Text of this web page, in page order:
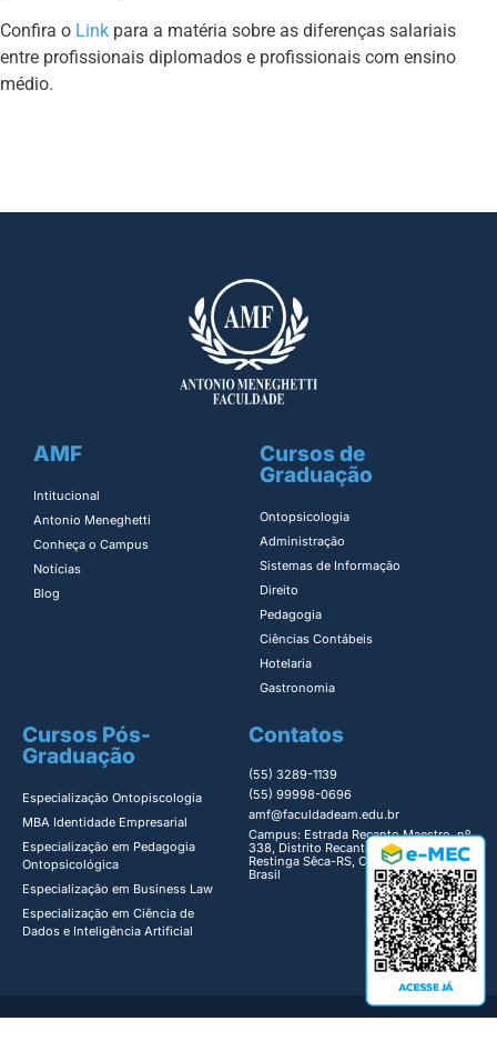
Confira o Link para a matéria sobre as diferenças salariais
entre profissionais diplomados e profissionais com ensino
médio.
AMF
Intitucional
Antonio Meneghetti
Conheça o Campus
Notícias
Blog
Cursos de
Graduação
Ontopsicologia ​
Administração​
Sistemas de Informação​
Direito​
Pedagogia
Ciências Contábeis
Hotelaria
Gastronomia
Cursos Pós-
Graduação
Especialização Ontopiscologia ​
MBA Identidade Empresarial​
Especialização em Pedagogia
Ontopsicológica​
Especialização em Business Law
Especialização em Ciência de
Dados e Inteligência Artificial
Contatos
(55) 3289-1139
(55) 99998-0696
amf@faculdadeam.edu.br
Campus: Estrada Recanto Maestro, nº
338, Distrito Recanto Maestro,
Restinga Sêca-RS, Cep: 97200-000,
Brasil